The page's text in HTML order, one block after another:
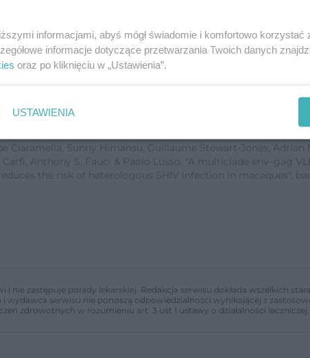
w celu poprawienia jakości i ilości odpowiedzi na
że preparat jest bezpieczny i skuteczny,
klinicznych.
Tsybovsky, Kristin Boswell, Shilei Ding, Zonghui Hu,
Falcone, Sayda M. Elbashir, Vladimir Presnyak, Kapil
Rajeev Gautam, Malcom A. Martin, Joanna Swerczek,
Ciaramella, Sunny Himansu, Guillaume Stewart-Jones,
Anthony S. Fauci & Paolo Lusso, "A multiclade env–gag
the risk of heterologous SHIV infection in macaques",
nie zastępuje porady lekarskiej. Redakcja serwisu dokłada wszelkich
i wydawca serwisu nie ponoszą odpowiedzialności wynikającej z
zdrowotnych w rozumieniu art. 3 ust 1 ustawy o działalności leczniczej.
informacjami, abyś mógł świadomie i komfortowo
informacje dotyczące przetwarzania Twoich danych
oraz po kliknięciu w „Ustawienia”.
USTAWIENIA